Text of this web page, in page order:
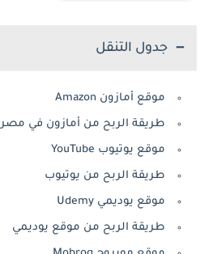
جدول التنقل
موقع أمازون Amazon
طريقة الربح من أمازون في مصر
موقع يوتيوب YouTube
طريقة الربح من يوتيوب
موقع يوديمي Udemy
طريقة الربح من موقع يوديمي